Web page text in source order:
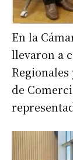
En la
llevaron a
de